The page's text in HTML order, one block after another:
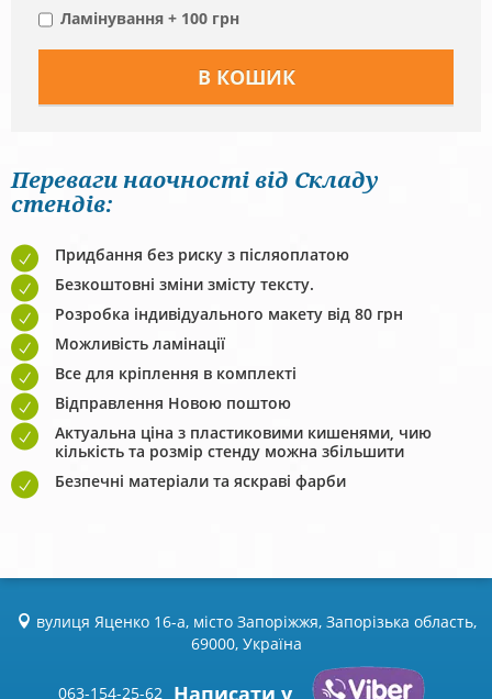
Ламінування + 100 грн
Переваги наочності від Складу
стендів:
Придбання без риску з післяоплатою
Безкоштовні зміни змісту тексту.
Розробка індивідуального макету від 80 грн
Можливість ламінації
Все для кріплення в комплекті
Відправлення Новою поштою
Актуальна ціна з пластиковими кишенями, чию
кількість та розмір стенду можна збільшити
Безпечні матеріали та яскраві фарби
вулиця Яценко 16-а, місто Запоріжжя, Запорізька область,
69000, Україна
063-154-25-62 Написати у